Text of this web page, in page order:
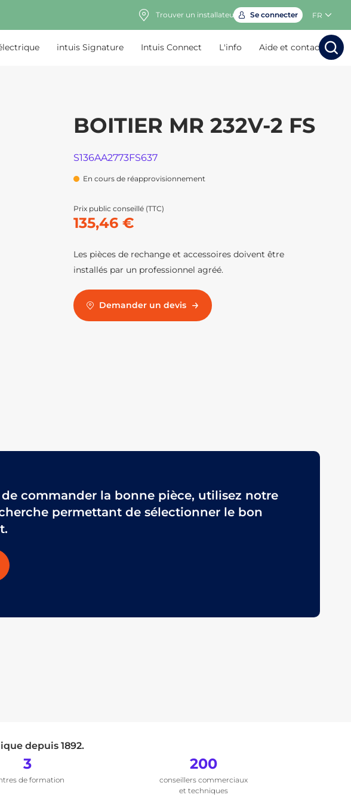
Trouver un installateur Se connecter FR
intuis Signature Intuis Connect L'info Aide et contact
RechercherRechercher
BOITIER MR 232V-2 FS
S136AA2773FS637
En cours de réapprovisionnement
Prix public conseillé (TTC)
135,46 €
Les pièces de rechange et accessoires doivent être
installés par un professionnel agréé.
Demander un devis
commander la bonne pièce, utilisez notre
permettant de sélectionner le bon
depuis 1892.
3
de formation
200
conseillers commerciaux
et techniques